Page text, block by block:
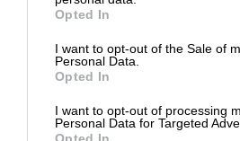
grant or deny consent to Google and
use your data for below specified
consent section.
Opted In
I want to opt-out of the Sale of
Personal Data.
Opted In
I want to opt-out of processing
Personal Data for Targeted
soľ
1 lyžica mletého čierneho
1 vajce
200 g hladkej múky
100 g masla